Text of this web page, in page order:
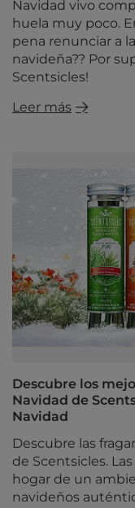
Navidad vivo
huela muy poco.
pena renunciar a
navideña?? Por
Scentsicles!
Leer más
Descubre los
Navidad de
Navidad
Descubre las
de Scentsicles.
hogar de un
navideños